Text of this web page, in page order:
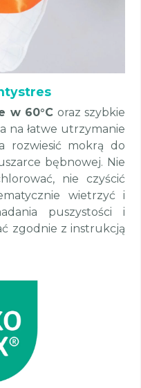
w 60°C oraz szybkie
na łatwe utrzymanie
rozwiesić mokrą do
bębnowej. Nie
nie czyścić
wietrzyć i
puszystości i
zgodnie z instrukcją